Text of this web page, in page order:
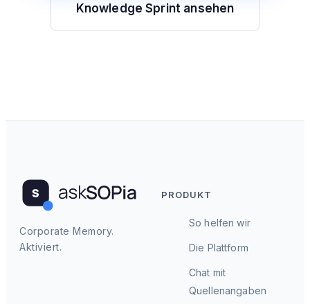
Knowledge Sprint ansehen
Corporate Memory.
Aktiviert.
PRODUKT
So helfen wir
Die Plattform
Chat mit
Quellenangaben